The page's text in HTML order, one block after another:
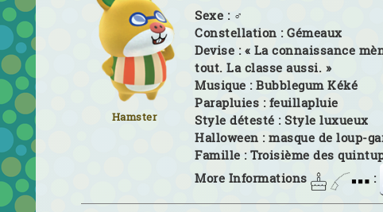
Hamster
Sexe : ♂
Constellation :Gémeaux
Devise : « La connaissance
tout. La classe aussi. »
Musique :Bubblegum Kéké
Parapluies : feuillapluie
Style détesté : Style luxueux
Halloween :masque de loup-
Famille :Troisième des
More Informations
: